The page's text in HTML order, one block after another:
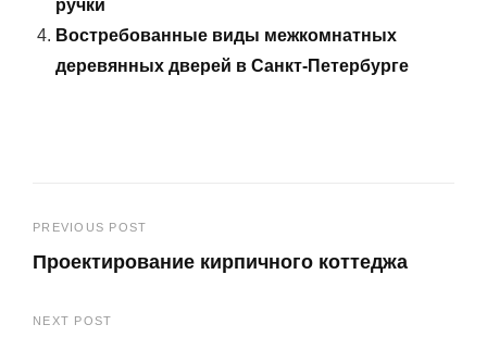
ручки
Востребованные виды межкомнатных
деревянных дверей в Санкт-Петербурге
Навигация
по
записям
PREVIOUS POST
Проектирование кирпичного коттеджа
Post
NEXT POST